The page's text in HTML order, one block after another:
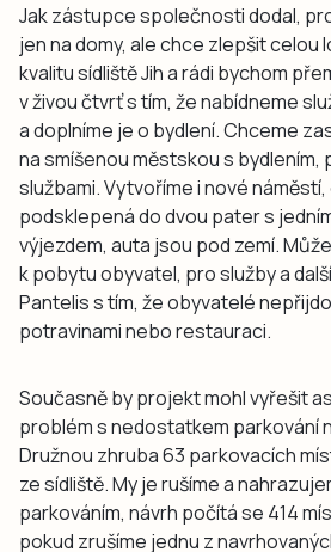
Jak zástupce společnosti dodal,
jen na domy, ale chce zlepšit celou
kvalitu sídliště Jih a rádi bychom
v živou čtvrť s tím, že nabídneme
a doplníme je o bydlení. Chceme
na smíšenou městskou s bydlením,
službami. Vytvoříme i nové
podsklepená do dvou pater s
výjezdem, auta jsou pod zemí.
k pobytu obyvatel, pro služby a
Pantelis s tím, že obyvatelé
potravinami nebo restauraci.
Současně by projekt mohl vyřešit
problém s nedostatkem parkování
Družnou zhruba 63 parkovacích
ze sídliště. My je rušíme a
parkováním, návrh počítá se 414
pokud zrušíme jednu z